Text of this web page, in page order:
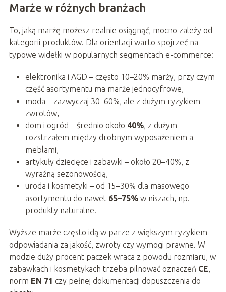
Marże w różnych branżach
To, jaką marżę możesz realnie osiągnąć, mocno zależy od
kategorii produktów. Dla orientacji warto spojrzeć na
typowe widełki w popularnych segmentach e-commerce:
elektronika i AGD – często 10–20% marży, przy czym
część asortymentu ma marże jednocyfrowe,
moda – zazwyczaj 30–60%, ale z dużym ryzykiem
zwrotów,
dom i ogród – średnio około 40%, z dużym
rozstrzałem między drobnym wyposażeniem a
meblami,
artykuły dziecięce i zabawki – około 20–40%, z
wyraźną sezonowością,
uroda i kosmetyki – od 15–30% dla masowego
asortymentu do nawet 65–75%w niszach, np.
produkty naturalne.
Wyższe marże często idą w parze z większym ryzykiem
odpowiadania za jakość, zwroty czy wymogi prawne. W
modzie duży procent paczek wraca z powodu rozmiaru, w
zabawkach i kosmetykach trzeba pilnować oznaczeń CE,
norm EN 71 czy pełnej dokumentacji dopuszczenia do